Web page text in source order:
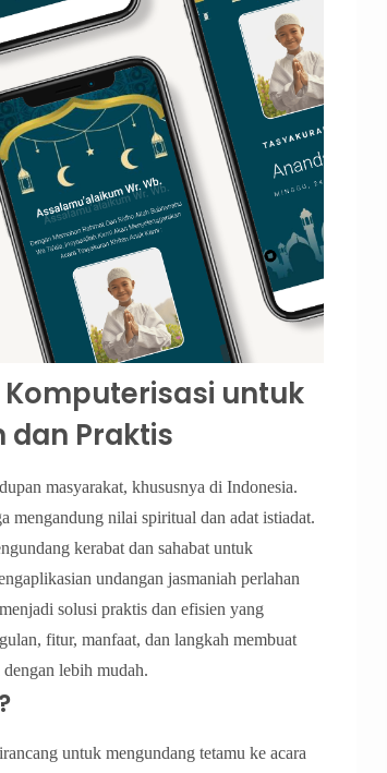
Komputerisasi untuk
dan Praktis
masyarakat, khususnya di Indonesia.
mengandung nilai spiritual dan adat istiadat.
kerabat dan sahabat untuk
undangan jasmaniah perlahan
solusi praktis dan efisien yang
fitur, manfaat, dan langkah membuat
lebih mudah.
untuk mengundang tetamu ke acara